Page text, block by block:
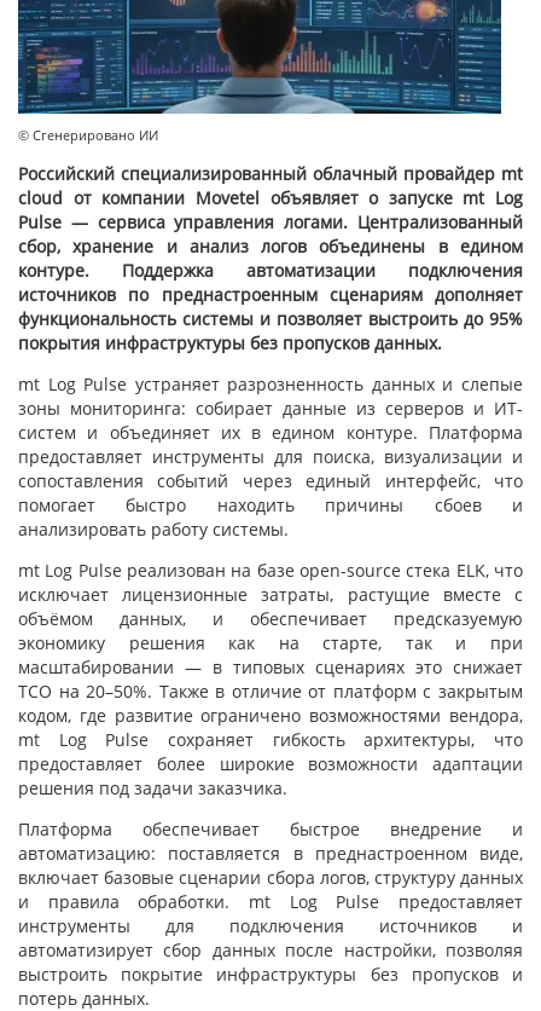
© Сгенерировано ИИ
Российский специализированный облачный провайдер mt
cloud от компании Movetel объявляет о запуске mt Log
Pulse — сервиса управления логами. Централизованный
сбор, хранение и анализ логов объединены в едином
контуре. Поддержка автоматизации подключения
источников по преднастроенным сценариям дополняет
функциональность системы и позволяет выстроить до 95%
покрытия инфраструктуры без пропусков данных.
mt Log Pulse устраняет разрозненность данных и слепые
зоны мониторинга: собирает данные из серверов и ИТ-
систем и объединяет их в едином контуре. Платформа
предоставляет инструменты для поиска, визуализации и
сопоставления событий через единый интерфейс, что
помогает быстро находить причины сбоев и
анализировать работу системы.
mt Log Pulse реализован на базе open-source стека ELK, что
исключает лицензионные затраты, растущие вместе с
объёмом данных, и обеспечивает предсказуемую
экономику решения как на старте, так и при
масштабировании — в типовых сценариях это снижает
TCO на 20–50%. Также в отличие от платформ с закрытым
кодом, где развитие ограничено возможностями вендора,
mt Log Pulse сохраняет гибкость архитектуры, что
предоставляет более широкие возможности адаптации
решения под задачи заказчика.
Платформа обеспечивает быстрое внедрение и
автоматизацию: поставляется в преднастроенном виде,
включает базовые сценарии сбора логов, структуру данных
и правила обработки. mt Log Pulse предоставляет
инструменты для подключения источников и
автоматизирует сбор данных после настройки, позволяя
выстроить покрытие инфраструктуры без пропусков и
потерь данных.